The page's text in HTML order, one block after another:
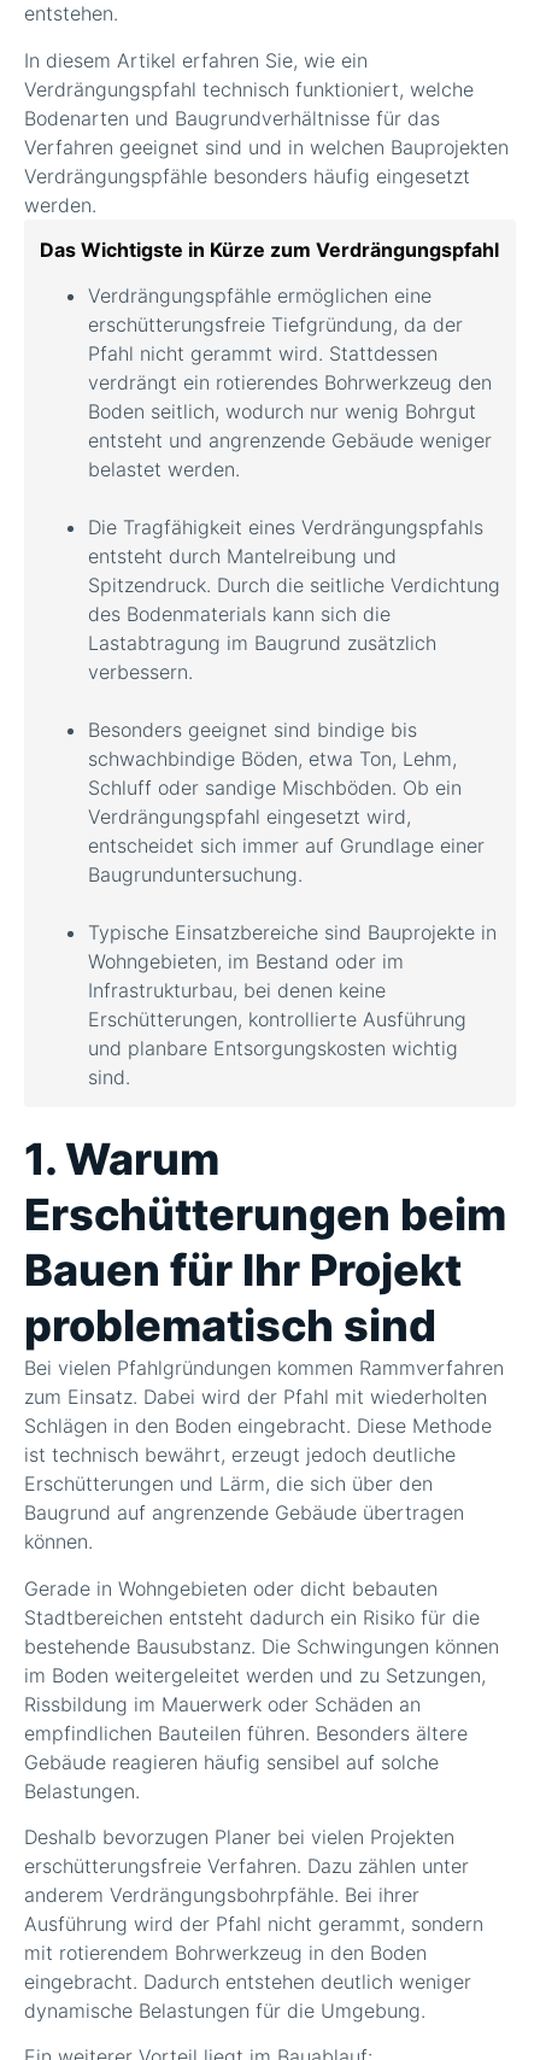
entstehen.
In diesem Artikel erfahren Sie, wie ein
Verdrängungspfahl technisch funktioniert, welche
Bodenarten und Baugrundverhältnisse für das
Verfahren geeignet sind und in welchen Bauprojekten
Verdrängungspfähle besonders häufig eingesetzt
werden.
Das Wichtigste in Kürze zum Verdrängungspfahl
Verdrängungspfähle ermöglichen eine
erschütterungsfreie Tiefgründung, da der
Pfahl nicht gerammt wird. Stattdessen
verdrängt ein rotierendes Bohrwerkzeug den
Boden seitlich, wodurch nur wenig Bohrgut
entsteht und angrenzende Gebäude weniger
belastet werden.
Die Tragfähigkeit eines Verdrängungspfahls
entsteht durch Mantelreibung und
Spitzendruck. Durch die seitliche Verdichtung
des Bodenmaterials kann sich die
Lastabtragung im Baugrund zusätzlich
verbessern.
Besonders geeignet sind bindige bis
schwachbindige Böden, etwa Ton, Lehm,
Schluff oder sandige Mischböden. Ob ein
Verdrängungspfahl eingesetzt wird,
entscheidet sich immer auf Grundlage einer
Baugrunduntersuchung.
Typische Einsatzbereiche sind Bauprojekte in
Wohngebieten, im Bestand oder im
Infrastrukturbau, bei denen keine
Erschütterungen, kontrollierte Ausführung
und planbare Entsorgungskosten wichtig
sind.
1. Warum
Erschütterungen beim
Bauen für Ihr Projekt
problematisch sind
Bei vielen Pfahlgründungen kommen Rammverfahren
zum Einsatz. Dabei wird der Pfahl mit wiederholten
Schlägen in den Boden eingebracht. Diese Methode
ist technisch bewährt, erzeugt jedoch deutliche
Erschütterungen und Lärm, die sich über den
Baugrund auf angrenzende Gebäude übertragen
können.
Gerade in Wohngebieten oder dicht bebauten
Stadtbereichen entsteht dadurch ein Risiko für die
bestehende Bausubstanz. Die Schwingungen können
im Boden weitergeleitet werden und zu Setzungen,
Rissbildung im Mauerwerk oder Schäden an
empfindlichen Bauteilen führen. Besonders ältere
Gebäude reagieren häufig sensibel auf solche
Belastungen.
Deshalb bevorzugen Planer bei vielen Projekten
erschütterungsfreie Verfahren. Dazu zählen unter
anderem Verdrängungsbohrpfähle. Bei ihrer
Ausführung wird der Pfahl nicht gerammt, sondern
mit rotierendem Bohrwerkzeug in den Boden
eingebracht. Dadurch entstehen deutlich weniger
dynamische Belastungen für die Umgebung.